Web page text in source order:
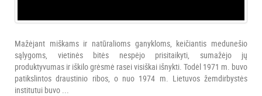
Mažėjant miškams ir natūralioms ganykloms, keičiantis medunešio
sąlygoms, vietinės bitės nespėjo prisitaikyti, sumažėjo jų
produktyvumas ir iškilo grėsmė rasei visiškai išnykti. Todėl 1971 m. buvo
patikslintos draustinio ribos, o nuo 1974 m. Lietuvos žemdirbystės
institutui buvo ...